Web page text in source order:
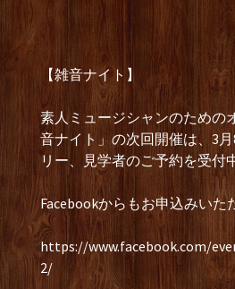
【雑音ナイト】
素人ミュージシャンのための
音ナイト」の次回開催は、3
リー、見学者のご予約を受付
Facebookからもお申込みいた
https://www.facebook.com/
2/